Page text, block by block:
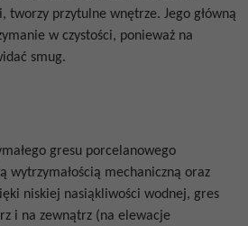
tworzy przytulne wnętrze. Jego główną
w czystości, ponieważ na
smug.
gresu porcelanowego
wytrzymałością mechaniczną oraz
niskiej nasiąkliwości wodnej, gres
i na zewnątrz (na elewacje